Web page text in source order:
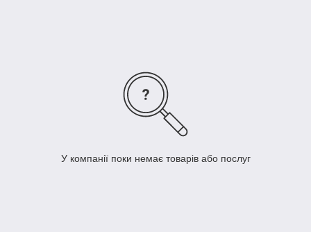
У компанії поки немає товарів або послуг